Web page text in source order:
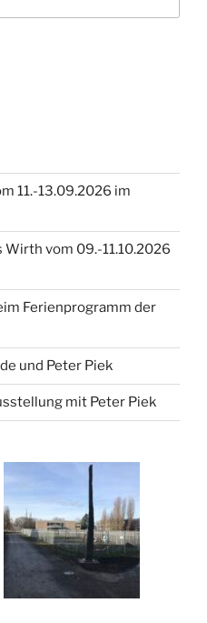
11.-13.09.2026 im
vom 09.-11.10.2026
Ferienprogramm der
und Peter Piek
mit Peter Piek